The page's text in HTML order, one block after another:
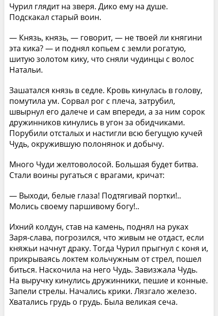
Чурил глядит на зверя. Дико ему на душе.
Подскакал старый воин.
— Князь, князь, — говорит, — не твоей ли княгини
эта кика? — и поднял копьем с земли рогатую,
шитую золотом кику, что сняли чудинцы с волос
Натальи.
Зашатался князь в седле. Кровь кинулась в голову,
помутила ум. Сорвал рог с плеча, затрубил,
швырнул его далече и сам впереди, а за ним сорок
дружинников кинулись в угон за обидчиками.
Порубили отсталых и настигли всю бегущую кучей
Чудь, окружившую полонянок и добычу.
Много Чуди желтоволосой. Большая будет битва.
Стали воины ругаться с врагами, кричат:
— Выходи, белые глаза! Подтягивай портки!..
Молись своему паршивому богу!..
Ихний колдун, став на камень, поднял на руках
Заря-слава, погрозился, что живым не отдаст, если
княжьи начнут драку. Тогда Чурил прыгнул с коня и,
прикрываясь локтем кольчужным от стрел, пошел
биться. Наскочила на него Чудь. Завизжала Чудь.
На выручку кинулись дружинники, пешие и конные.
Запели стрелы. Начались крики. Лязгало железо.
Хватались грудь о грудь. Была великая сеча.